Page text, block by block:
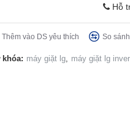
Hỗ
Thêm vào DS yêu thích So
khóa: máy giặt lg, máy giặt lg